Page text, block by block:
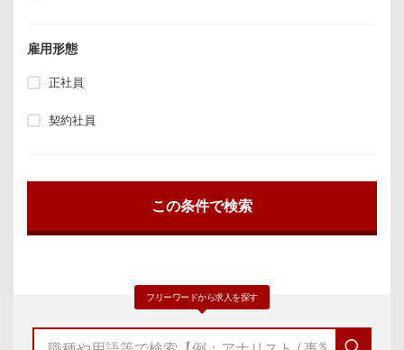
雇用形態
正社員
契約社員
フリーワードから求人を探す